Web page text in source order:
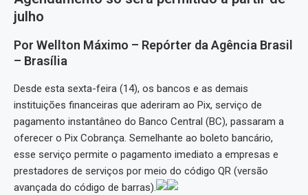
julho
Por Wellton Máximo – Repórter da Agência Brasil
– Brasília
Desde esta sexta-feira (14), os bancos e as demais
instituições financeiras que aderiram ao Pix, serviço de
pagamento instantâneo do Banco Central (BC), passaram a
oferecer o Pix Cobrança. Semelhante ao boleto bancário,
esse serviço permite o pagamento imediato a empresas e
prestadores de serviços por meio do código QR (versão
avançada do código de barras).